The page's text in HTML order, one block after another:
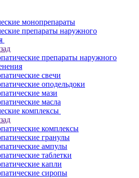
монопрепараты
препараты наружного
препараты наружного
свечи
оподельдоки
мази
масла
комплексы
комплексы
гранулы
ампулы
таблетки
капли
сиропы